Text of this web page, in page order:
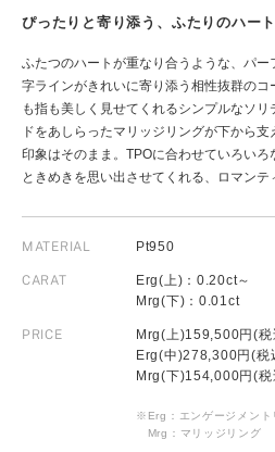
ぴったりと寄り添う、ふたりのハート
ふたつのハートが重なり合うような、パ
字ラインがきれいに寄り添う相性抜群の
も指も美しく見せてくれるシンプルなソ
ドをあしらったマリッジリングが下から
印象はそのまま。TPOに合わせていろい
ときめきを思い出させてくれる、ロマンテ
MATERIAL Pt950
CARAT
Erg(上)：0.20ct～
Mrg(下)：0.01ct
PRICE
Mrg(上)159,500円(税
Erg(中)278,300円(税
Mrg(下)154,000円(税
※Erg：エンゲージメント
Mrg：マリッジリング